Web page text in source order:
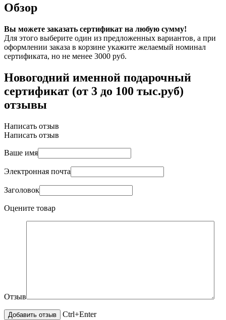
Обзор
Вы можете заказать сертификат на любую сумму!
Для этого выберите один из предложенных вариантов, а при
оформлении заказа в корзине укажите желаемый номинал
сертификата, но не менее 3000 руб.
Новогодний именной подарочный
сертификат (от 3 до 100 тыс.руб)
отзывы
Написать отзыв
Написать отзыв
Ваше имя
Электронная почта
Заголовок
Оцените товар
Отзыв
Ctrl+Enter